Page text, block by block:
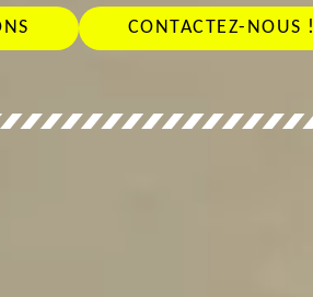
CONTACTEZ-NOUS !